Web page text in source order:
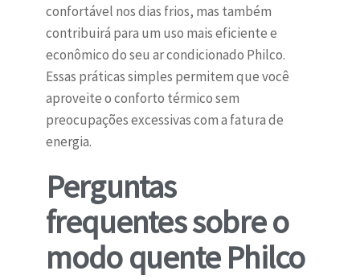
confortável nos dias frios, mas também
contribuirá para um uso mais eficiente e
econômico do seu ar condicionado Philco.
Essas práticas simples permitem que você
aproveite o conforto térmico sem
preocupações excessivas com a fatura de
energia.
Perguntas
frequentes sobre o
modo quente Philco